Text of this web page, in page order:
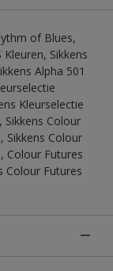
of Blues,
Kleuren, Sikkens
Alpha 501
Kleurselectie
Sikkens Colour
Sikkens Colour
Colour Futures
Colour Futures